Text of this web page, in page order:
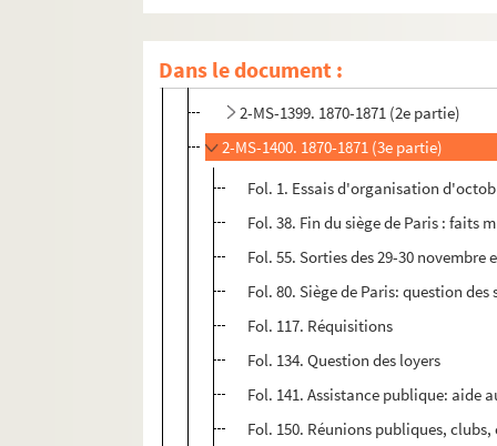
Dans le document :
1870-1871
2-MS-1398. 1870-1871 (1re partie)
2-MS-1399. 1870-1871 (2e partie)
2-MS-1400. 1870-1871 (3e partie)
Fol. 1. Essais d'organisation
Fol. 38. Fin du siège de Paris : faits
Fol. 55. Sorties des 29-30
Fol. 80. Siège de Paris: question
Fol. 117. Réquisitions
Fol. 134. Question des loyers
Fol. 141. Assistance publique: aide
Fol. 150. Réunions publiques,